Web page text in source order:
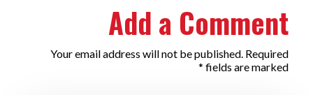
Add a Comment
Your email address will not be published. Required
fields are marked *